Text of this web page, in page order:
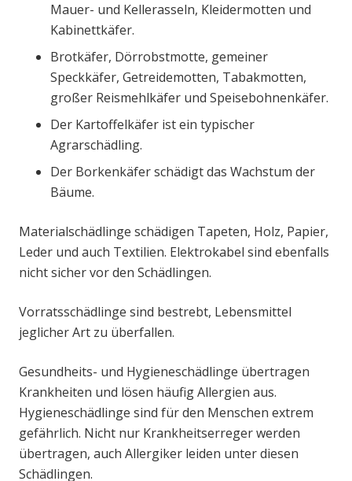
Mauer- und Kellerasseln, Kleidermotten und
Kabinettkäfer.
Brotkäfer, Dörrobstmotte, gemeiner
Speckkäfer, Getreidemotten, Tabakmotten,
großer Reismehlkäfer und Speisebohnenkäfer.
Der Kartoffelkäfer ist ein typischer
Agrarschädling.
Der Borkenkäfer schädigt das Wachstum der
Bäume.
Materialschädlinge schädigen Tapeten, Holz, Papier,
Leder und auch Textilien. Elektrokabel sind ebenfalls
nicht sicher vor den Schädlingen.
Vorratsschädlinge sind bestrebt, Lebensmittel
jeglicher Art zu überfallen.
Gesundheits- und Hygieneschädlinge übertragen
Krankheiten und lösen häufig Allergien aus.
Hygieneschädlinge sind für den Menschen extrem
gefährlich. Nicht nur Krankheitserreger werden
übertragen, auch Allergiker leiden unter diesen
Schädlingen.